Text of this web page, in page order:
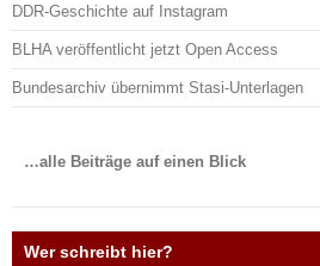
DDR-Geschichte auf Instagram
BLHA veröffentlicht jetzt Open Access
Bundesarchiv übernimmt Stasi-Unterlagen
…alle Beiträge auf einen Blick
Wer schreibt hier?